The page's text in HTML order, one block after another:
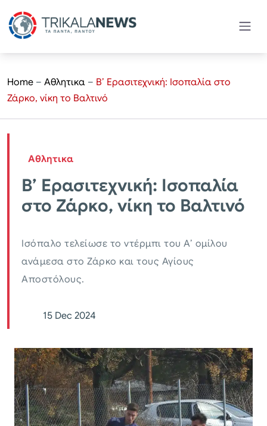
Home – Αθλητικα – Β’ Ερασιτεχνική: Ισοπαλία στο
Ζάρκο, νίκη το Βαλτινό
Αθλητικα
Β’ Ερασιτεχνική: Ισοπαλία
στο Ζάρκο, νίκη το Βαλτινό
Ισόπαλο τελείωσε το ντέρμπι του Α’ ομίλου
ανάμεσα στο Ζάρκο και τους Αγίους
Αποστόλους.
15 Dec 2024